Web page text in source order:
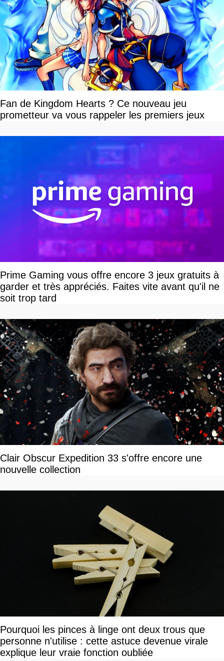
Fan de Kingdom Hearts ? Ce nouveau jeu
prometteur va vous rappeler les premiers jeux
Prime Gaming vous offre encore 3 jeux gratuits à
garder et très appréciés. Faites vite avant qu'il ne
soit trop tard
Clair Obscur Expedition 33 s'offre encore une
nouvelle collection
Pourquoi les pinces à linge ont deux trous que
personne n'utilise : cette astuce devenue virale
explique leur vraie fonction oubliée